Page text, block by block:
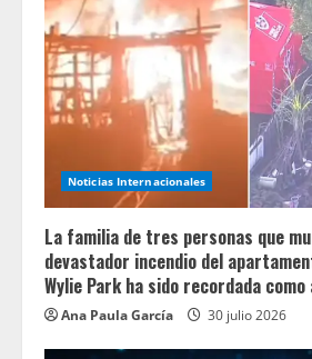
Noticias Internacionales
La familia de tres personas que
devastador incendio del
Wylie Park ha sido recordada
Ana Paula García 30 julio 2026